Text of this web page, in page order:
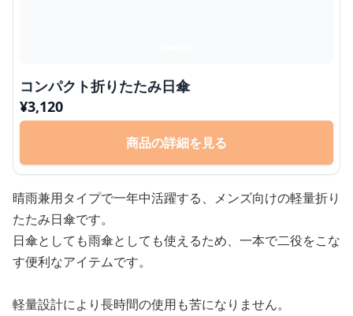
コンパクト折りたたみ日傘
¥3,120
商品の詳細を見る
晴雨兼用タイプで一年中活躍する、メンズ向けの軽量折り
たたみ日傘です。
日傘としても雨傘としても使えるため、一本で二役をこな
す便利なアイテムです。
軽量設計により長時間の使用も苦になりません。